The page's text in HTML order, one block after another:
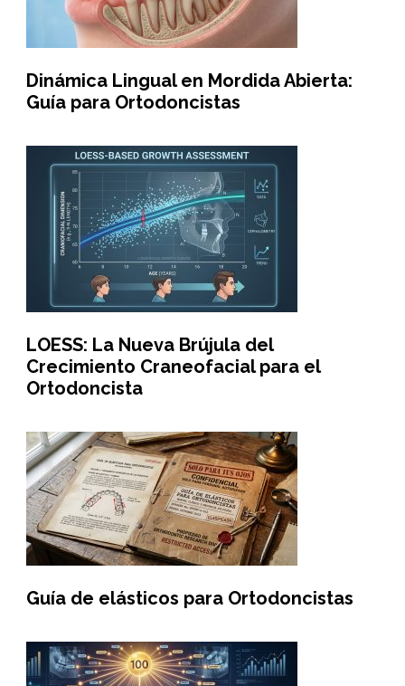
Dinámica Lingual en Mordida Abierta:
Guía para Ortodoncistas
LOESS: La Nueva Brújula del
Crecimiento Craneofacial para el
Ortodoncista
Guía de elásticos para Ortodoncistas